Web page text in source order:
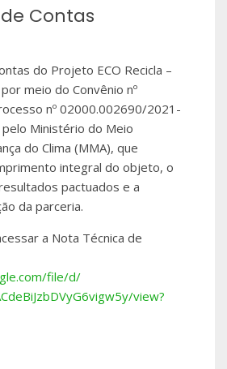
Contas
do Projeto ECO Recicla –
meio do Convênio nº
nº 02000.002690/2021-
Ministério do Meio
do Clima (MMA), que
integral do objeto, o
pactuados e a
da parceria.
a Nota Técnica de
file/d/
w5y/view?